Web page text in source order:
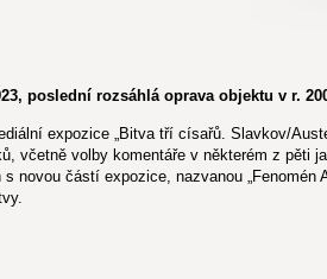
poslední rozsáhlá oprava objektu v r.
expozice „Bitva tří císařů. Slavkov/
včetně volby komentáře v některém z pěti
novou částí expozice, nazvanou